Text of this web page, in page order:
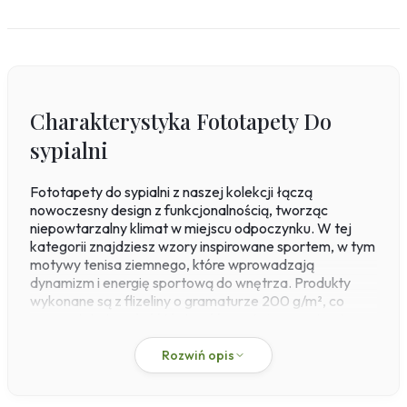
Charakterystyka Fototapety Do
sypialni
Fototapety do sypialni z naszej kolekcji łączą
nowoczesny design z funkcjonalnością, tworząc
niepowtarzalny klimat w miejscu odpoczynku. W tej
kategorii znajdziesz wzory inspirowane sportem, w tym
motywy tenisa ziemnego, które wprowadzają
dynamizm i energię sportową do wnętrza. Produkty
wykonane są z flizeliny o gramaturze 200 g/m², co
paste-the-wall – klej nakładasz bezpośrednio na
ścianę, a fototapeta nie rozciąga się podczas aplikacji.
Dzięki zastosowaniu druku pigmentowego w naszej
Rozwiń opis